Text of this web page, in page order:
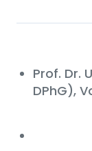
Prof. Dr.
DPhG),